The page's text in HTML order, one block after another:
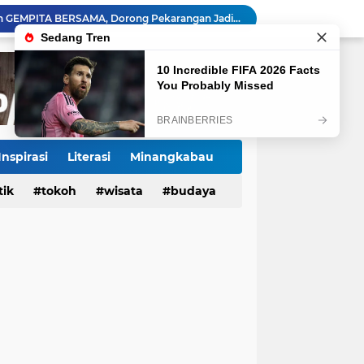
130 ASN dan Warga Payakumbuh Ikut Vaksin HPV, Upaya Cegah Kanker Serviks Diperluas
Jelang Wajib Halal 2026, Sumbar Percepat Sertifikasi UMKM dan Bangun Ekosistem Halal
Kasus Campak Masih Mengintai, Kemenkes Ingatkan Risiko Penularan di Sekolah
Mahyeldi Raih Penghargaan IPDN atas Kepemimpinan dan Reformasi Birokrasi di Sumbar
Literasi Minangkabau
Tokoh budaya kuliner
tokoh wisata budaya